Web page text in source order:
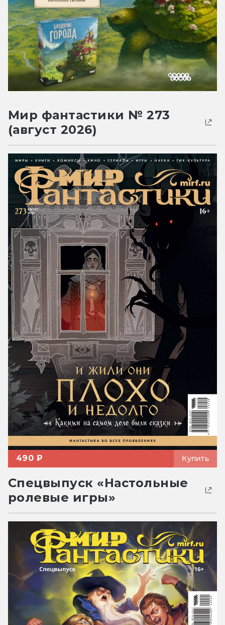
Мир фантастики № 273
(август 2026)
490 ₽ Купить
Спецвыпуск «Настольные
ролевые игры»